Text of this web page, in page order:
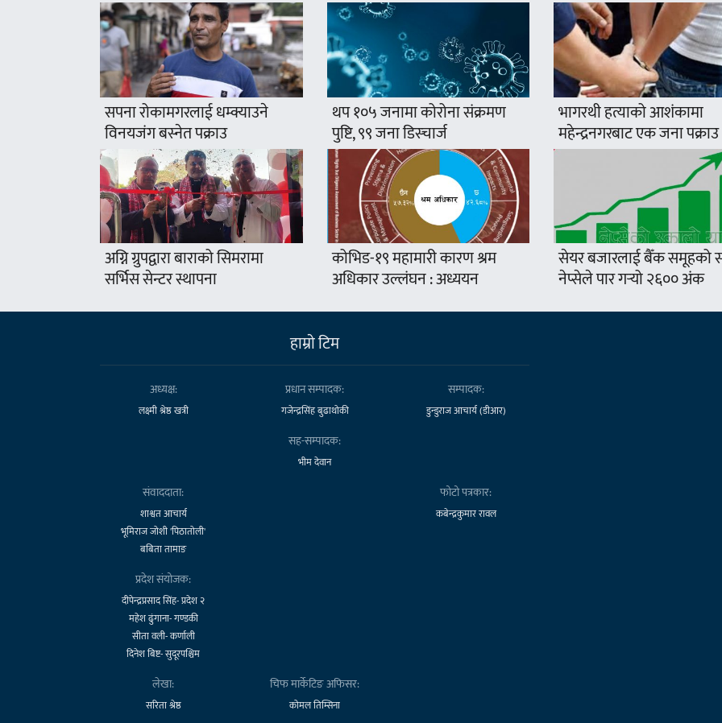
सपना रोकामगरलाई धम्क्याउने
विनयजंग बस्नेत पक्राउ
थप १०५ जनामा कोरोना संक्रमण
पुष्टि, ९९ जना डिस्चार्ज
भागरथी हत्याको आशंकामा
महेन्द्रनगरबाट एक जना पक्राउ
अग्नि ग्रुपद्वारा बाराको सिमरामा
सर्भिस सेन्टर स्थापना
कोभिड-१९ महामारी कारण श्रम
अधिकार उल्लंघन : अध्ययन
सेयर बजारलाई बैँक समूहको
नेप्सेले पार गर्‍यो २६०० अंक
हाम्राे टिम
अध्यक्ष:
लक्ष्मी श्रेष्ठ खत्री
प्रधान सम्पादक:
गजेन्द्रसिंह बुढाथोकी
सम्पादक:
डुन्डुराज आचार्य (डीआर)
सह-सम्पादक:
भीम देवान
संवाददाता:
शाश्वत आचार्य
भूमिराज जोशी 'पिठातोली'
बबिता तामाङ
फोटो पत्रकार:
कबेन्द्रकुमार रावल
प्रदेश संयोजक:
दीपेन्द्रप्रसाद सिंह- प्रदेश २
महेश ढुंगाना- गण्डकी
सीता वली- कर्णाली
दिनेश बिष्ट- सुदूरपश्चिम
लेखा:
सरिता श्रेष्ठ
चिफ मार्केटिङ अफिसर:
कोमल तिम्सिना